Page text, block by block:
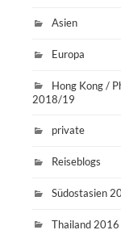
Asien
Europa
Hong Kong /
2018/19
private
Reiseblogs
Südostasien
Thailand 2016